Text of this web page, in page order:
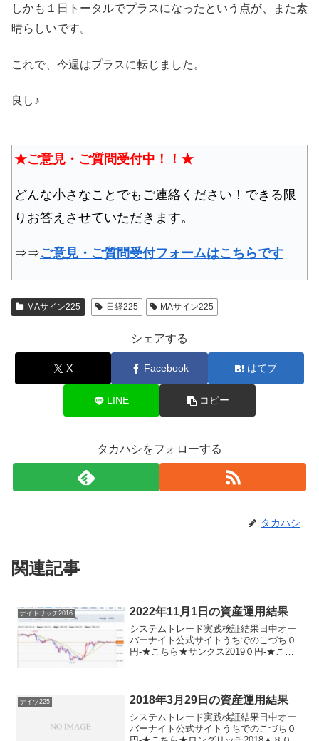
しかも１日トータルでプラスになったという点が、また素
晴らしいです。
これで、今週はプラスに転じました。
良し♪
★ご意見・ご質問受付中！！★
どんな小さなことでもご連絡ください！できる限
りお答えさせていただきます。
⇒⇒ご意見・ご質問受付フォームはこちらです
MAサイン225 日経225 MAサイン225
シェアする
X Facebook はてブ
LINE コピー
タカハシをフォローする
タカハシ
関連記事
ナイトリッチ2016 2022年11月1日の資産運用結果
システムトレード実践検証結果日中オー
バーナイト公式サイトうちでのこづち０
円-★こちら★サンクス2019０円-★こち
ナイツ225 2018年3月29日の資産運用結果
システムトレード実践検証結果日中オー
バーナイト公式サイトうちでのこづち０